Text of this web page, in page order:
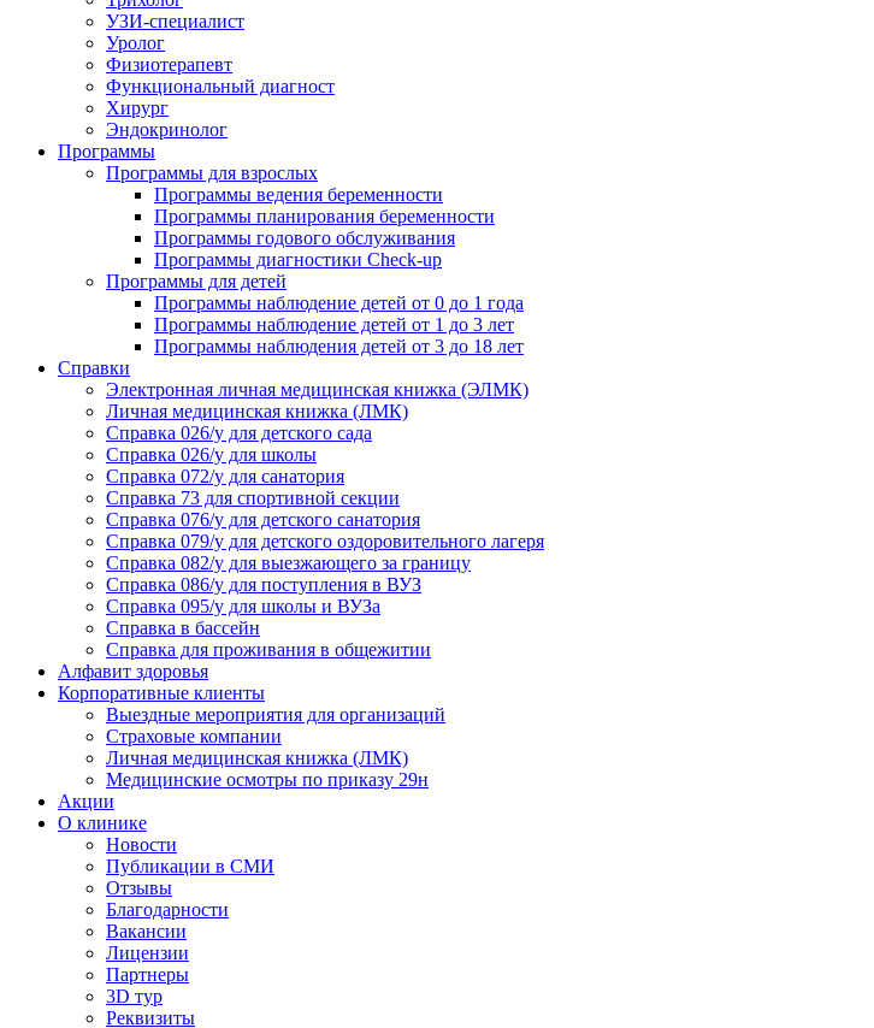
УЗИ-специалист
Уролог
Физиотерапевт
Функциональный диагност
Хирург
Эндокринолог
Программы
Программы для взрослых
Программы ведения беременности
Программы планирования беременности
Программы годового обслуживания
Программы диагностики Check-up
Программы для детей
Программы наблюдение детей от 0 до 1 года
Программы наблюдение детей от 1 до 3 лет
Программы наблюдения детей от 3 до 18 лет
Справки
Электронная личная медицинская книжка (ЭЛМК)
Личная медицинская книжка (ЛМК)
Справка 026/у для детского сада
Справка 026/у для школы
Справка 072/у для санатория
Справка 73 для спортивной секции
Справка 076/у для детского санатория
Справка 079/у для детского оздоровительного лагеря
Справка 082/у для выезжающего за границу
Справка 086/у для поступления в ВУЗ
Справка 095/у для школы и ВУЗа
Справка в бассейн
Справка для проживания в общежитии
Алфавит здоровья
Корпоративные клиенты
Выездные мероприятия для организаций
Страховые компании
Личная медицинская книжка (ЛМК)
Медицинские осмотры по приказу 29н
Акции
О клинике
Новости
Публикации в СМИ
Отзывы
Благодарности
Вакансии
Лицензии
Партнеры
3D тур
Реквизиты